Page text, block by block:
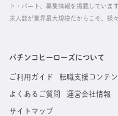
ト・パート、募集情報を掲載していま
求人数が業界最大規模だからこそ、様
掲載している求人は、すべて契約法
た内容はすぐに直接事業所に届くため
パチンコヒーローズについて
ご利用ガイド 転職支援コンテ
よくあるご質問 運営会社情報
サイトマップ